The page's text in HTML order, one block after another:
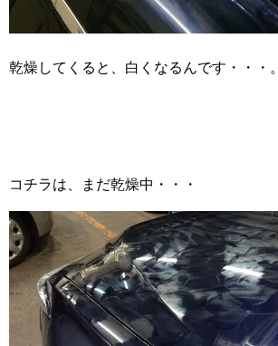
乾燥してくると、白くなるんです・・・。
コチラは、まだ乾燥中・・・